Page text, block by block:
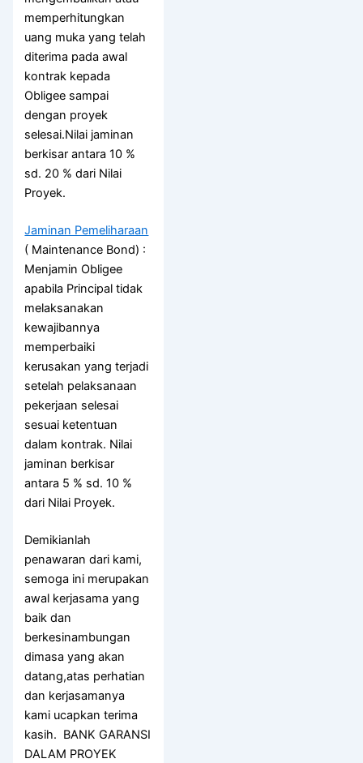
memperhitungkan
uang muka yang telah
diterima pada awal
kontrak kepada
Obligee sampai
dengan proyek
selesai.Nilai jaminan
berkisar antara 10 %
sd. 20 % dari Nilai
Proyek.
Jaminan Pemeliharaan
( Maintenance Bond) :
Menjamin Obligee
apabila Principal tidak
melaksanakan
kewajibannya
memperbaiki
kerusakan yang terjadi
setelah pelaksanaan
pekerjaan selesai
sesuai ketentuan
dalam kontrak. Nilai
jaminan berkisar
antara 5 % sd. 10 %
dari Nilai Proyek.
Demikianlah
penawaran dari kami,
semoga ini merupakan
awal kerjasama yang
baik dan
berkesinambungan
dimasa yang akan
datang,atas perhatian
dan kerjasamanya
kami ucapkan terima
kasih. BANK GARANSI
DALAM PROYEK